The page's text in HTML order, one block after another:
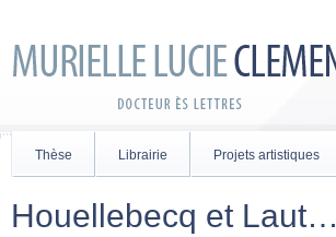
Thèse Librairie Projets artistiques
Houellebecq et Laut…